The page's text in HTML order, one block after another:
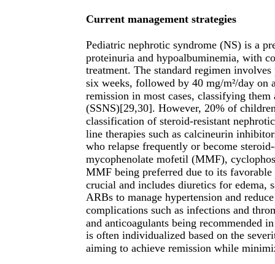
Current management strategies
Pediatric nephrotic syndrome (NS) is a
proteinuria and hypoalbuminemia, with
treatment. The standard regimen
six weeks, followed by 40 mg/m²/day on
remission in most cases, classifying
(SSNS)[29,30]. However, 20% of
classification of steroid-resistant
line therapies such as calcineurin
who relapse frequently or become
mycophenolate mofetil (MMF),
MMF being preferred due to its
crucial and includes diuretics for edema,
ARBs to manage hypertension and
complications such as infections and
and anticoagulants being recommended
is often individualized based on the
aiming to achieve remission while